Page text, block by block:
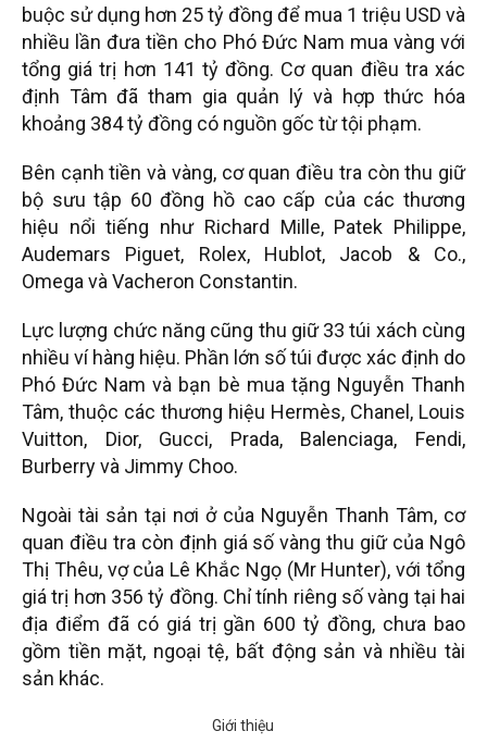
buộc sử dụng hơn 25 tỷ đồng để mua 1 triệu USD và
nhiều lần đưa tiền cho Phó Đức Nam mua vàng với
tổng giá trị hơn 141 tỷ đồng. Cơ quan điều tra xác
định Tâm đã tham gia quản lý và hợp thức hóa
khoảng 384 tỷ đồng có nguồn gốc từ tội phạm.
Bên cạnh tiền và vàng, cơ quan điều tra còn thu giữ
bộ sưu tập 60 đồng hồ cao cấp của các thương
hiệu nổi tiếng như Richard Mille, Patek Philippe,
Audemars Piguet, Rolex, Hublot, Jacob & Co.,
Omega và Vacheron Constantin.
Lực lượng chức năng cũng thu giữ 33 túi xách cùng
nhiều ví hàng hiệu. Phần lớn số túi được xác định do
Phó Đức Nam và bạn bè mua tặng Nguyễn Thanh
Tâm, thuộc các thương hiệu Hermès, Chanel, Louis
Vuitton, Dior, Gucci, Prada, Balenciaga, Fendi,
Burberry và Jimmy Choo.
Ngoài tài sản tại nơi ở của Nguyễn Thanh Tâm, cơ
quan điều tra còn định giá số vàng thu giữ của Ngô
Thị Thêu, vợ của Lê Khắc Ngọ (Mr Hunter), với tổng
giá trị hơn 356 tỷ đồng. Chỉ tính riêng số vàng tại hai
địa điểm đã có giá trị gần 600 tỷ đồng, chưa bao
gồm tiền mặt, ngoại tệ, bất động sản và nhiều tài
sản khác.